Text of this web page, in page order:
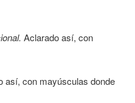
Aclarado así, con
así, con mayúsculas donde